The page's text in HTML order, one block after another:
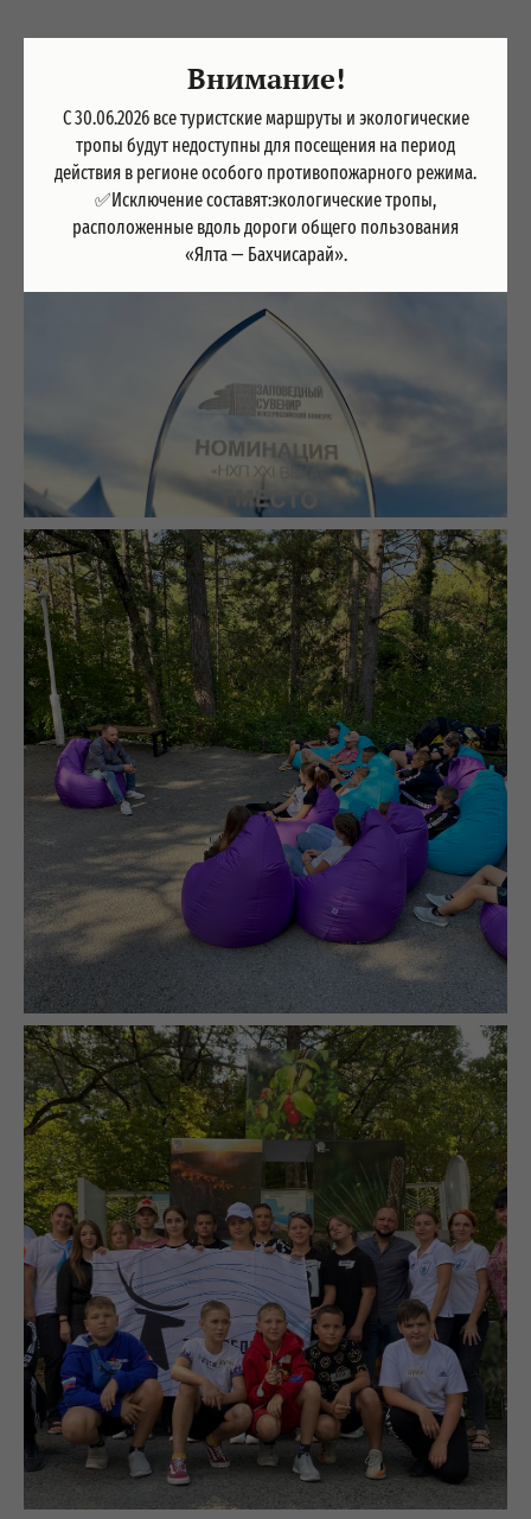
Внимание!
С 30.06.2026 все туристские маршруты и экологические
тропы будут недоступны для посещения на период
действия в регионе особого противопожарного режима.
✅Исключение составят:экологические тропы,
расположенные вдоль дороги общего пользования
«Ялта — Бахчисарай».